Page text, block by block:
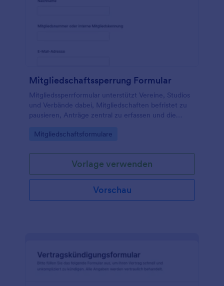
Mitgliedschaftssperrung Formular
Mitgliedssperrformular unterstützt Vereine, Studios
und Verbände dabei, Mitgliedschaften befristet zu
pausieren, Anträge zentral zu erfassen und die
organisieren.
Go to Category:
Mitgliedschaftsformulare
Vorlage verwenden
Vorschau